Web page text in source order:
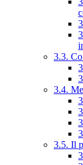
3.3.
3.4.
3.5. Il